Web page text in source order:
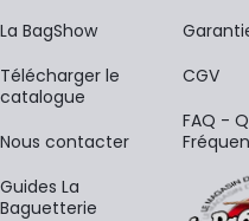
La BagShow
​Télécharger le
catalogue
Nous contacter
Guides La
Baguetterie
CGV
FAQ -